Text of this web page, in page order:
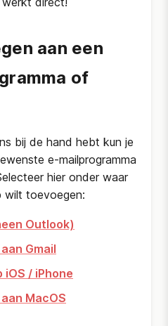
aan een
of
bij de hand hebt kun je
e-mailprogramma
hier onder waar
wilt toevoegen:
Outlook)
Gmail
iOS / iPhone
MacOS